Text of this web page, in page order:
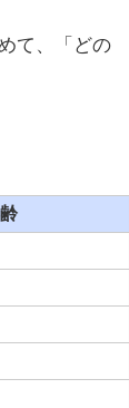
て、「どの